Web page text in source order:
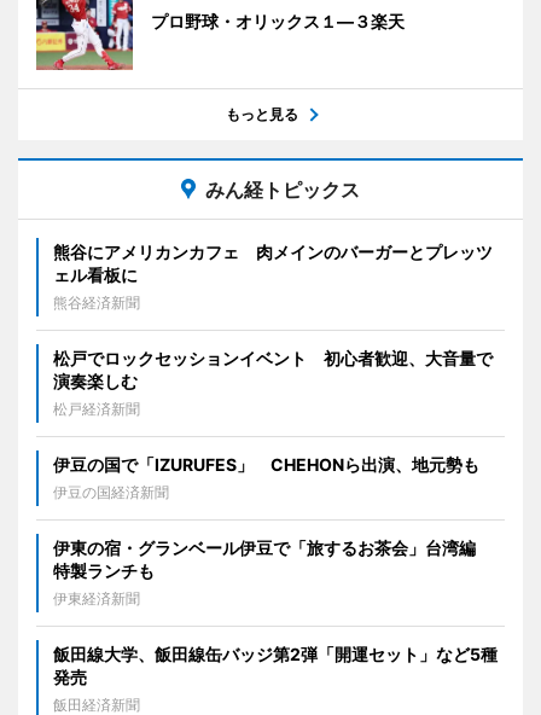
プロ野球・オリックス１―３楽天
もっと見る
みん経トピックス
熊谷にアメリカンカフェ 肉メインのバーガーとプレッツ
ェル看板に
熊谷経済新聞
松戸でロックセッションイベント 初心者歓迎、大音量で
演奏楽しむ
松戸経済新聞
伊豆の国で「IZURUFES」 CHEHONら出演、地元勢も
伊豆の国経済新聞
伊東の宿・グランベール伊豆で「旅するお茶会」台湾編
特製ランチも
伊東経済新聞
飯田線大学、飯田線缶バッジ第2弾「開運セット」など5種
発売
飯田経済新聞